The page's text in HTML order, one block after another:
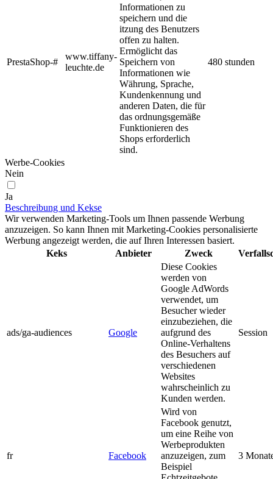
PrestaShop-#
www.tiffany-
leuchte.de
Informationen zu
speichern und die
itzung des Benutzers
offen zu halten.
Ermöglicht das
Speichern von
Informationen wie
Währung, Sprache,
Kundenkennung und
anderen Daten, die für
das ordnungsgemäße
Funktionieren des
Shops erforderlich
sind.
480 stunden
Werbe-Cookies
Nein
Ja
Beschreibung und Kekse
Wir verwenden Marketing-Tools um Ihnen passende Werbung
anzuzeigen. So kann Ihnen mit Marketing-Cookies personalisierte
Werbung angezeigt werden, die auf Ihren Interessen basiert.
Keks
Anbieter Zweck
ads/ga-audiences Google
Diese Cookies
werden von
Google AdWords
verwendet, um
Besucher wieder
einzubeziehen, die
aufgrund des
Online-Verhaltens
des Besuchers auf
verschiedenen
Websites
wahrscheinlich zu
Kunden werden.
Session
fr Facebook
Wird von
Facebook genutzt,
um eine Reihe von
Werbeprodukten
anzuzeigen, zum
Beispiel
3